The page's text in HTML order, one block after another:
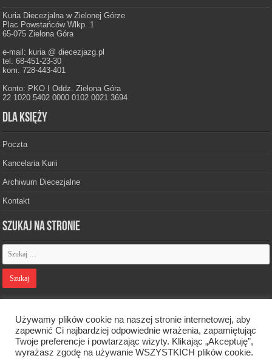
Kuria Diecezjalna w Zielonej Górze
Plac Powstańców Wlkp. 1
65-075 Zielona Góra
e-mail: kuria @ diecezjazg.pl
tel. 68-451-23-30
kom. 728-443-401
Konto: PKO I Oddz. Zielona Góra
22 1020 5402 0000 0102 0021 3694
Dla księży
Poczta
Kancelaria Kurii
Archiwum Diecezjalne
Kontakt
Szukaj na stronie
Designed by Webdawid
Używamy plików cookie na naszej stronie internetowej, aby
zapewnić Ci najbardziej odpowiednie wrażenia, zapamiętując
Twoje preferencje i powtarzając wizyty. Klikając „Akceptuję”,
wyrażasz zgodę na używanie WSZYSTKICH plików cookie.